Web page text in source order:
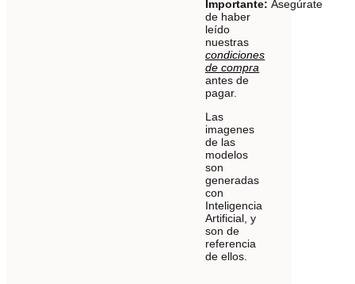
Importante: Asegúrate
de haber
leído
nuestras
condiciones
de compra
antes de
pagar.
Las
imagenes
de las
modelos
son
generadas
con
Inteligencia
Artificial, y
son de
referencia
de ellos.